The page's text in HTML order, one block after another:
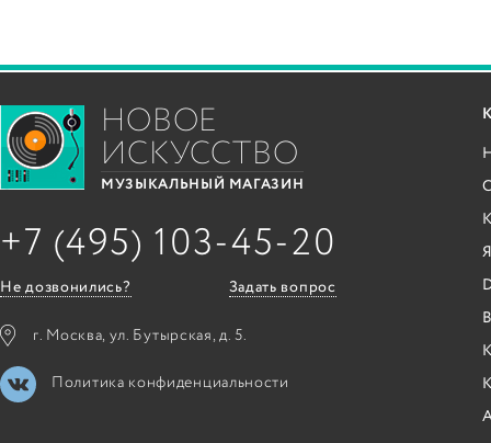
НОВОЕ
ИСКУССТВО
МУЗЫКАЛЬНЫЙ МАГАЗИН
+7 (495) 103-45-20
Не дозвонились? Задать вопрос
г. Москва, ул. Бутырская, д. 5.
Политика конфиденциальности